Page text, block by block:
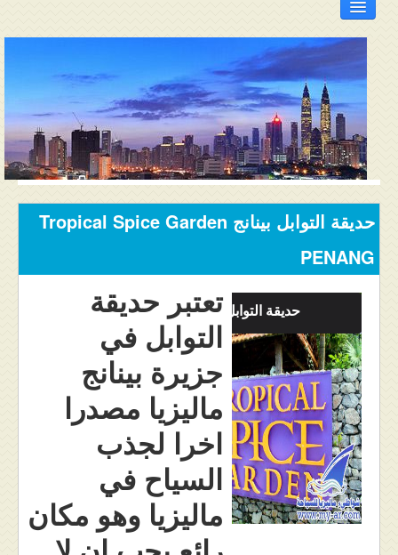
الرئيسية
المنتدى
دليل ماليزيا
فنادق ماليزيا
الاماكن السياحية ماليزيا
كيفية الحجز
من نحن
حديقة التوابل بينانج Tropical Spice Garden
PENANG
تعتبر حديقة
التوابل في
جزيرة بينانج
ماليزيا مصدرا
اخرا لجذب
السياح في
ماليزيا وهو مكان
حديقة التوابل بينانج